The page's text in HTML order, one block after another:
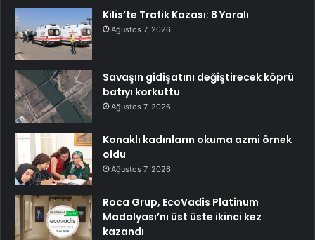
Kilis’te Trafik Kazası: 8 Yaralı
Ağustos 7, 2026
Savaşın gidişatını değiştirecek köprü
batıyı korkuttu
Ağustos 7, 2026
Konaklı kadınların okuma azmi örnek
oldu
Ağustos 7, 2026
Roca Grup, EcoVadis Platinum
Madalyası’nı üst üste ikinci kez
kazandı